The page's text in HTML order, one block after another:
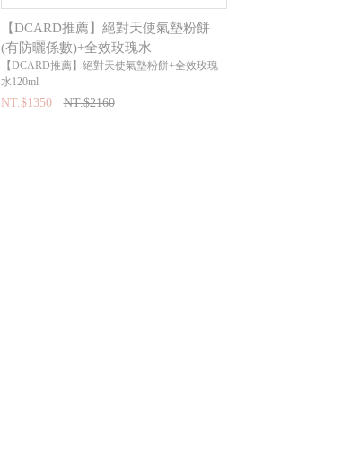
【DCARD推薦】絕對天使氣墊粉餅
(有防曬係數)+全效玫瑰水
【DCARD推薦】絕對天使氣墊粉餅+全效玫瑰
水120ml
NT.$1350 NT.$2160